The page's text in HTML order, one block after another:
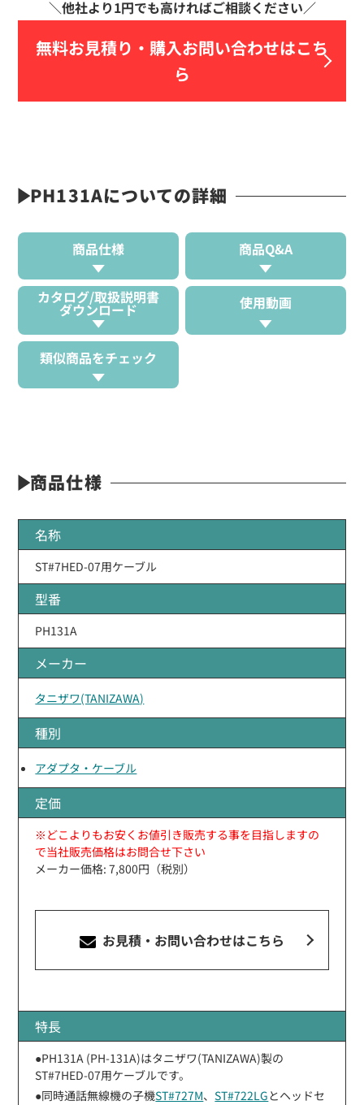
無料お見積り・ 購入お問い合わせはこち
ら
PH131Aについての詳細
商品仕様 商品Q&A
カタログ/取扱説明書
ダウンロード 使用動画
類似商品をチェック
商品仕様
名称
ST#7HED-07用ケーブル
型番
PH131A
メーカー
タニザワ(TANIZAWA)
種別
アダプタ・ケーブル
定価
※どこよりもお安くお値引き販売する事を目指しますの
で当社販売価格はお問合せ下さい
メーカー価格: 7,800円（税別）
お見積・お問い合わせはこちら
特長
●PH131A (PH-131A)はタニザワ(TANIZAWA)製の
ST#7HED-07用ケーブルです。
●同時通話無線機の子機ST#727M、ST#722LGとヘッドセ